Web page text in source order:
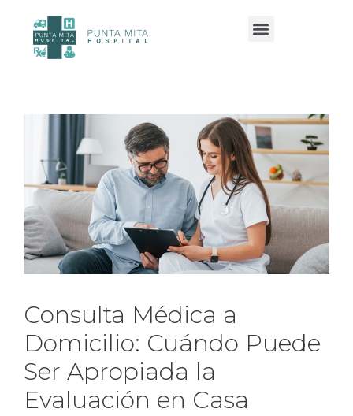
Consulta Médica a
Domicilio: Cuándo Puede
Ser Apropiada la
Evaluación en Casa